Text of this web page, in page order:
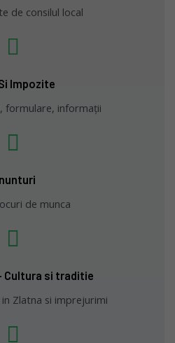
de consilul local
Impozite
formulare, informații
de munca
Cultura si traditie
Zlatna si imprejurimi